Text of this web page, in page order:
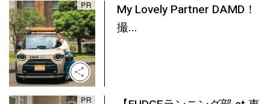
My Lovely Partner DAMD！
撮...